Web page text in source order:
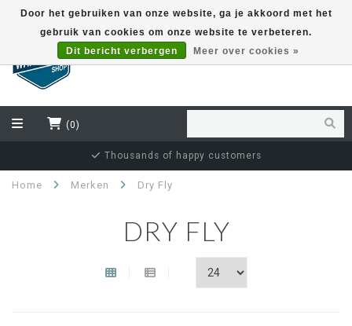
(0)
Thousands of happy customers
Home Merken Dry Fly
DRY FLY
Door het gebruiken van onze website, ga je akkoord met het
gebruik van cookies om onze website te verbeteren.
Dit bericht verbergen
Meer over cookies »